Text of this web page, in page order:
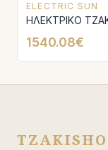
ELECTRIC SUN
ΗΛΕΚΤΡΙΚΟ
1540.08€